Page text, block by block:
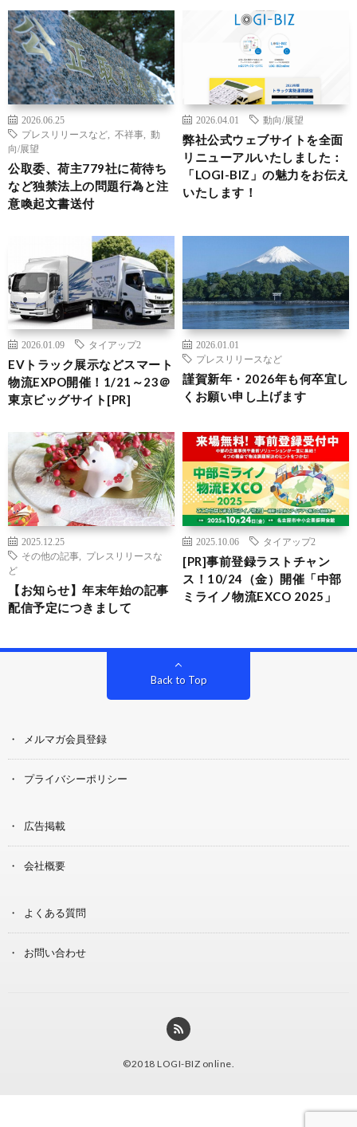
2026.06.25
プレスリリースなど
不祥事
動
向/展望
公取委、荷主779社に荷待ち
など独禁法上の問題行為と注
意喚起文書送付
2026.04.01 動向/展望
弊社公式ウェブサイトを全面
リニューアルいたしました：
「LOGI-BIZ」の魅力をお伝え
いたします！
2026.01.09 タイアップ2
EVトラック展示などスマート
物流EXPO開催！1/21～23＠
東京ビッグサイト[PR]
2026.01.01
プレスリリースなど
謹賀新年・2026年も何卒宜し
くお願い申し上げます
2025.12.25
その他の記事
プレスリリースな
ど
【お知らせ】年末年始の記事
配信予定につきまして
2025.10.06 タイアップ2
[PR]事前登録ラストチャン
ス！10/24（金）開催「中部
ミライノ物流EXCO 2025」
Back to Top
メルマガ会員登録
プライバシーポリシー
広告掲載
会社概要
よくある質問
お問い合わせ
©2018 LOGI-BIZ online